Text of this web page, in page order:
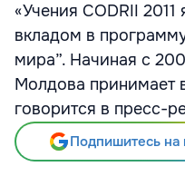
«Учения CODRII
вкладом в
мира”. Начиная с
Молдова принимает
говорится в пресс-
Подпишитесь на